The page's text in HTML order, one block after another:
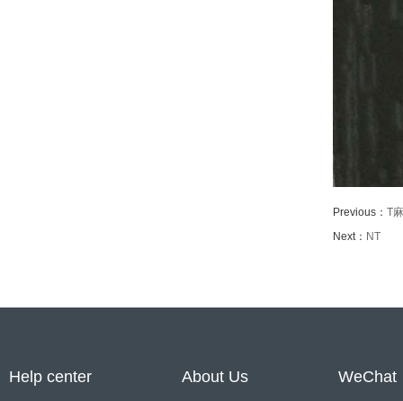
Previous： T
Next： NT
Help center About Us WeChat